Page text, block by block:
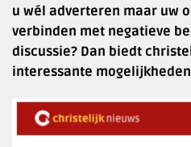
u wél adverteren maar uw
verbinden met negatieve
discussie? Dan biedt
interessante